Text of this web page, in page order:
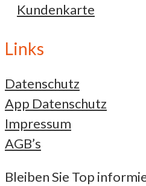
Kundenkarte
Links
Datenschutz
App Datenschutz
Impressum
AGB’s
Bleiben Sie Top